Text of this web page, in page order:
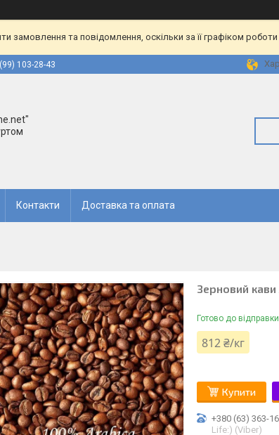
замовлення та повідомлення, оскільки за її графіком
103-28-43
Контакти Доставка та оплата
Зерновий кави
Готово до відправки
812 ₴/кг
Купити
+380 (63) 363-
Life:) (Viber)